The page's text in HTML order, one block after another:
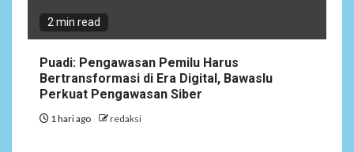
3
Isu Surpres Pergantian
Kapolri Dinilai Menyesatkan,
Presiden Tetap Pemegang
Kewenangan
2 min read
Puadi: Pengawasan Pemilu Harus
Bertransformasi di Era Digital, Bawaslu
Perkuat Pengawasan Siber
1 hari ago redaksi